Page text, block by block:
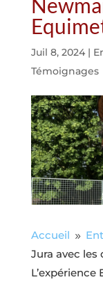
Juil 8, 2024|
Témoignages
Accueil 9
Jura avec les